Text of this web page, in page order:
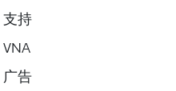
支持
VNA
广告